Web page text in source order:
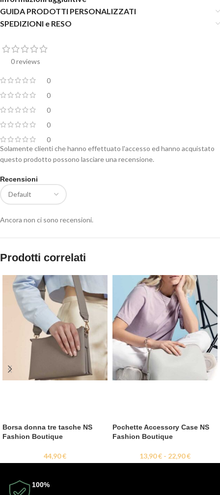
GUIDA PRODOTTI PERSONALIZZATI
SPEDIZIONI e RESO
0 reviews
0
0
0
0
0
Recensioni
Ancora non ci sono recensioni.
Solamente clienti che hanno effettuato l'accesso ed hanno acquistato
questo prodotto possono lasciare una recensione.
Prodotti correlati
Borsa donna tre tasche NS
Fashion Boutique
44,90€
Pochette Accessory Case NS
Fashion Boutique
13,90€ - 22,90€
100%